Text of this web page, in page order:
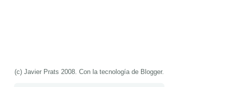
(c) Javier Prats 2008. Con la tecnología de Blogger.